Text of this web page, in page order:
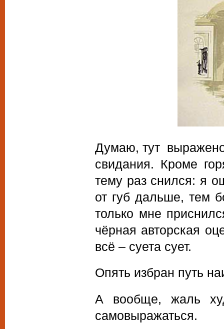
Думаю, тут
свидания. Кроме
тему раз снился: я
от губ дальше, тем
только мне
чёрная авторская
всё – суета сует.
Опять избран путь
А вообще, жаль
самовыражаться.